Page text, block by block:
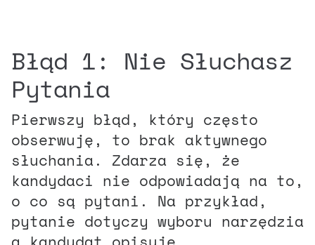
Błąd 1: Nie Słuchasz
Pytania
Pierwszy błąd, który często
obserwuję, to brak aktywnego
słuchania. Zdarza się, że
kandydaci nie odpowiadają na to,
o co są pytani. Na przykład,
pytanie dotyczy wyboru narzędzia